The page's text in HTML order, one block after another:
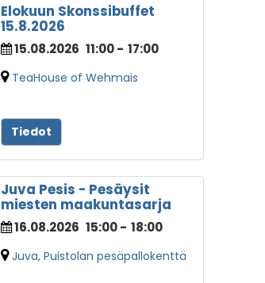
Elokuun Skonssibuffet
15.8.2026
15.08.2026 11:00- 17:00
TeaHouse of Wehmais
Tiedot
Juva Pesis - Pesäysit
miesten maakuntasarja
16.08.2026 15:00- 18:00
Juva, Puistolan pesäpallokenttä